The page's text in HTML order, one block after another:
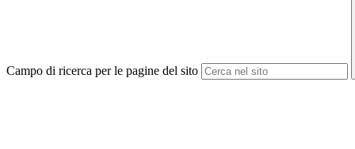
Campo di ricerca per le pagine del sito